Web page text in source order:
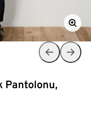
Pantolonu,